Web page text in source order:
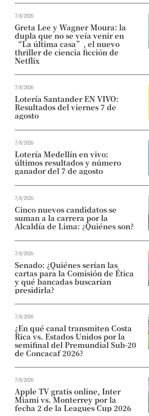
7/8/2026
Greta Lee y Wagner Moura: la
dupla que no se veía venir en
“La última casa”, el nuevo
thriller de ciencia ficción de
Netflix
7/8/2026
Lotería Santander EN VIVO:
Resultados del viernes 7 de
agosto
7/8/2026
Lotería Medellín en vivo:
últimos resultados y número
ganador del 7 de agosto
7/8/2026
Cinco nuevos candidatos se
suman a la carrera por la
Alcaldía de Lima: ¿Quiénes son?
7/8/2026
Senado: ¿Quiénes serían las
cartas para la Comisión de Ética
y qué bancadas buscarían
presidirla?
7/8/2026
¿En qué canal transmiten Costa
Rica vs. Estados Unidos por la
semifinal del Premundial Sub-20
de Concacaf 2026?
7/8/2026
Apple TV gratis online, Inter
Miami vs. Monterrey por la
fecha 2 de la Leagues Cup 2026